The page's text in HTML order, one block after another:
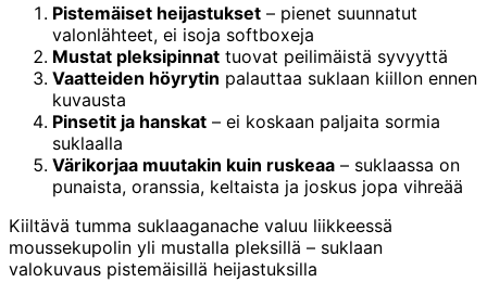
Pistemäiset heijastukset – pienet suunnatut
valonlähteet, ei isoja softboxeja
Mustat pleksipinnat tuovat peilimäistä syvyyttä
Vaatteiden höyrytin palauttaa suklaan kiillon ennen
kuvausta
Pinsetit ja hanskat – ei koskaan paljaita sormia
suklaalla
Värikorjaa muutakin kuin ruskeaa – suklaassa on
punaista, oranssia, keltaista ja joskus jopa vihreää
Kiiltävä tumma suklaaganache valuu liikkeessä
moussekupolin yli mustalla pleksillä – suklaan
valokuvaus pistemäisillä heijastuksilla